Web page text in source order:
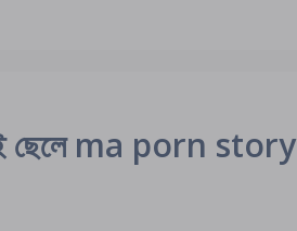
ছেলে ma porn story